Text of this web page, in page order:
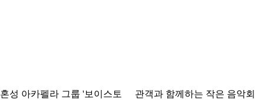
혼성 아카펠라 그룹 '보이스토 관객과 함께하는 작은 음악회